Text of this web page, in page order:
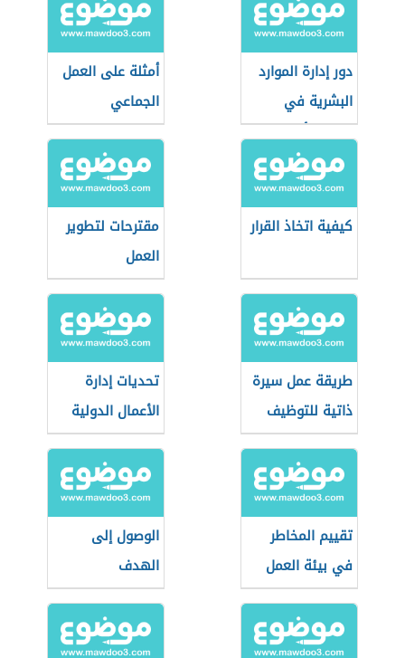
دور إدارة الموارد
البشرية في
تحسين أداء
الموظفين
أمثلة على العمل
الجماعي
كيفية اتخاذ القرار
مقترحات لتطوير
العمل
طريقة عمل سيرة
ذاتية للتوظيف
تحديات إدارة
الأعمال الدولية
تقييم المخاطر
في بيئة العمل
الوصول إلى
الهدف